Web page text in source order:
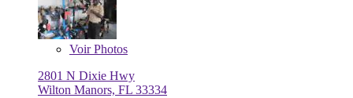
VoirPhotos
2801 N Dixie Hwy
Wilton Manors, FL 33334